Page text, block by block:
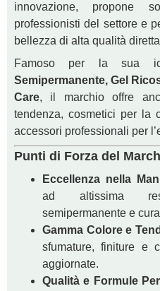
innovazione, propone
professionisti del settore e
bellezza di alta qualità
Famoso per la sua
Semipermanente, Gel
Care, il marchio offre
tendenza, cosmetici per la
accessori professionali per
Punti di Forza del
Eccellenza nella
ad altissima
semipermanente e
Gamma Colore e
sfumature, finiture e
aggiornate.
Qualità e Formule